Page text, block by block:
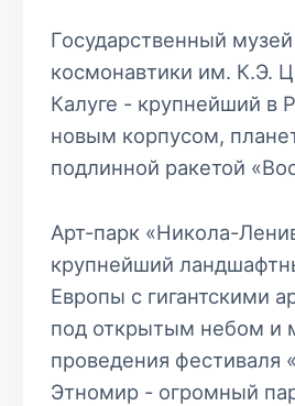
Государственный
космонавтики им. К.Э.
Калуге - крупнейший в
новым корпусом,
подлинной ракетой
Арт-парк «Никола-
крупнейший
Европы с гигантскими
под открытым небом и
проведения фестиваля
Этномир - огромный